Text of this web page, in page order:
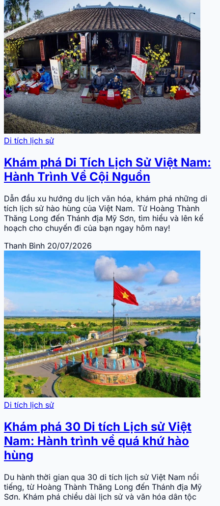
Di tích lịch sử
Khám phá Di Tích Lịch Sử Việt Nam:
Hành Trình Về Cội Nguồn
Dẫn đầu xu hướng du lịch văn hóa, khám phá những di
tích lịch sử hào hùng của Việt Nam. Từ Hoàng Thành
Thăng Long đến Thánh địa Mỹ Sơn, tìm hiểu và lên kế
hoạch cho chuyến đi của bạn ngay hôm nay!
Thanh Bình 20/07/2026
Di tích lịch sử
Khám phá 30 Di tích Lịch sử Việt
Nam: Hành trình về quá khứ hào
hùng
Du hành thời gian qua 30 di tích lịch sử Việt Nam nổi
tiếng, từ Hoàng Thành Thăng Long đến Thánh địa Mỹ
Sơn. Khám phá chiều dài lịch sử và văn hóa dân tộc